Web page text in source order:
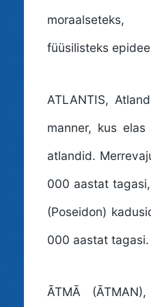
füüsilisteks
ATLANTIS,
manner, kus
atlandid.
000 aastat
(Poseidon)
000 aastat tagasi.
ĀTMĀ (ĀTMAN),